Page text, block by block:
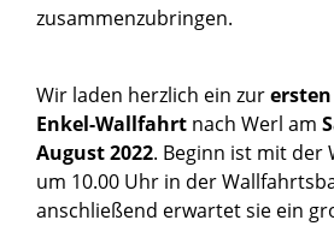
zusammenzubringen.
Wir laden herzlich ein zur
Enkel-Wallfahrt nach Werl am
August 2022. Beginn ist mit der
um 10.00 Uhr in der
anschließend erwartet sie ein